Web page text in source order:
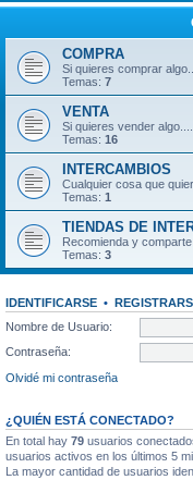
COMPRA
Si quieres comprar
Temas: 7
VENTA
Si quieres vender
Temas: 16
INTERCAMBIOS
Cualquier cosa que
Temas: 1
TIENDAS DE
Recomienda y
Temas: 3
IDENTIFICARSE •
Nombre de Usuario:
Contraseña:
Olvidé mi contraseña
¿QUIÉN ESTÁ CONECTADO?
En total hay 79 usuarios
usuarios activos en los últimos 5
La mayor cantidad de usuarios